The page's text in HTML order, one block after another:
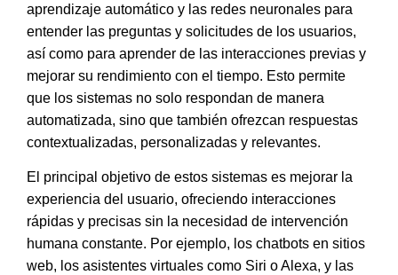
aprendizaje automático y las redes neuronales para
entender las preguntas y solicitudes de los usuarios,
así como para aprender de las interacciones previas y
mejorar su rendimiento con el tiempo. Esto permite
que los sistemas no solo respondan de manera
automatizada, sino que también ofrezcan respuestas
contextualizadas, personalizadas y relevantes.
El principal objetivo de estos sistemas es mejorar la
experiencia del usuario, ofreciendo interacciones
rápidas y precisas sin la necesidad de intervención
humana constante. Por ejemplo, los chatbots en sitios
web, los asistentes virtuales como Siri o Alexa, y las